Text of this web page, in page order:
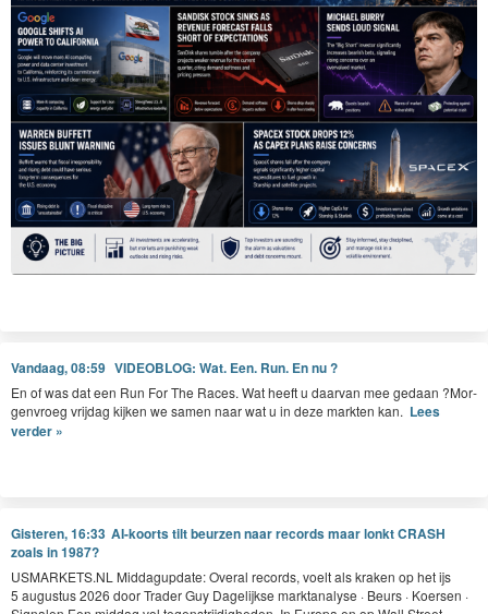
Vandaag, 08:59 VIDEOBLOG: Wat. Een. Run. En nu ?
En of was dat een Run For The Races. Wat heeft u daar­van mee gedaan ?Mor­
gen­vroeg vri­jdag kijken we samen naar wat u in deze mark­ten kan. Lees
verder »
Gisteren, 16:33 AI-koorts tilt beurzen naar records maar lonkt CRASH
zoals in 1987?
USMAR​KETS​.NL Mid­dagup­date: Over­al records, voelt als krak­en op het ijs
5 augus­tus2026 door Trad­er Guy Dagelijkse mark­t­analyse · Beurs · Koersen ·